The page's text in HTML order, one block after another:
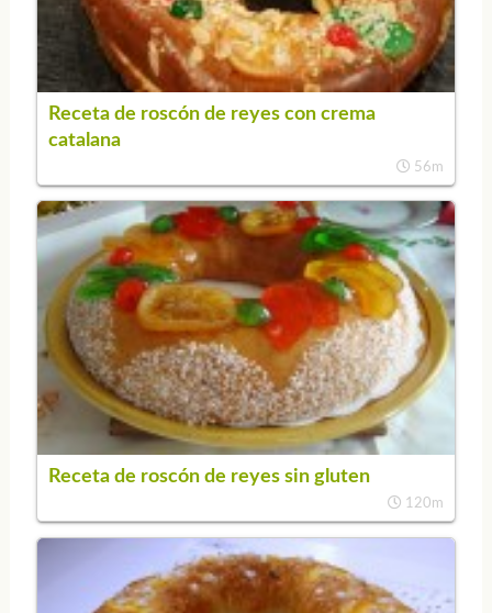
Receta de roscón de reyes con crema
catalana
56m
Receta de roscón de reyes sin gluten
120m